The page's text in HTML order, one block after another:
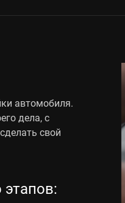
автомобиля.
дела, с
свой